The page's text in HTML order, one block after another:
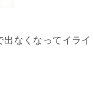
なくなってイライ